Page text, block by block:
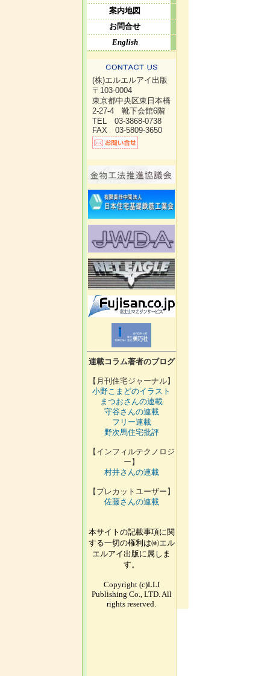
案内地図
お問合せ
English
(株)エルエルアイ出版
〒103-0004
東京都中央区東日本橋
2-27-4 靴下会館6階
TEL 03-3868-0738
FAX 03-5809-3650
連載コラム著者のブログ
【月刊住宅ジャーナル】
小野こまどのイラスト
まつおさんの連載
守谷さんの連載
フリー連載
野次馬住宅批評
【インフィルテクノロジ
ー】
村井さんの連載
【プレカットユーザー】
佐藤さんの連載
本サイトの記載事項に関
する一切の権利は㈱エル
エルアイ出版に属しま
す。
Copyright (c)LLI
Publishing Co., LTD. All
rights reserved.